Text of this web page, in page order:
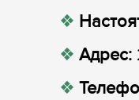
Адрес: